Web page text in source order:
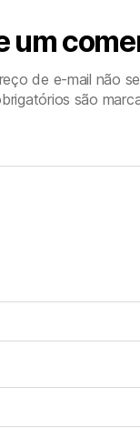
um
de e-mail não
são